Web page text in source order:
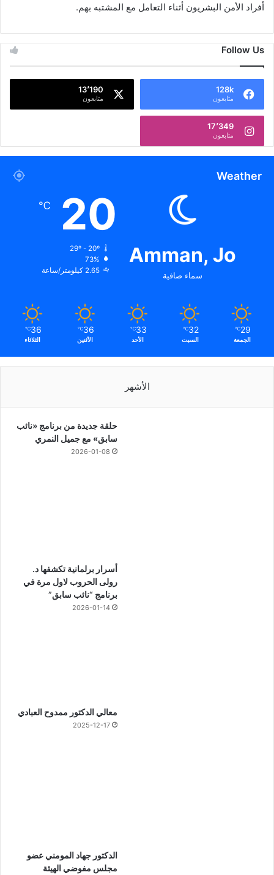
أفراد الأمن البشريون أثناء التعامل مع المشتبه بهم.
Follow Us
128k
متابعون
13٬190
متابعون
17٬349
متابعون
Weather
Amman, Jo
سماء صافية
20
℃
29º - 20º
73%
2.65 كيلومتر/ساعة
29
℃
الجمعة
32
℃
السبت
33
℃
الأحد
36
℃
الأثنين
36
℃
الثلاثاء
الأشهر
حلقة جديدة من برنامج «نائب
سابق» مع جميل النمري
2026-01-08
أسرار برلمانية تكشفها د.
رولى الحروب لاول مرة في
برنامج “نائب سابق”
2026-01-14
معالي الدكتور ممدوح العبادي
2025-12-17
الدكتور جهاد المومني عضو
مجلس مفوضي الهيئة